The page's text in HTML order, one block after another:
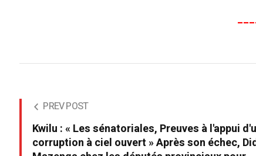
PREV POST
Kwilu : « Les sénatoriales, Preuves à l'appui
corruption à ciel ouvert » Après son échec,